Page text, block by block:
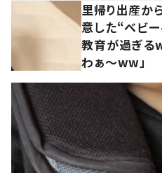
里帰り出産か
意した“ベビ
教育が過ぎる
わぁ～ww」